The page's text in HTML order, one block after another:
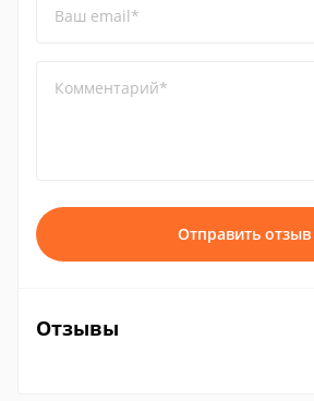
Ваш email*
Комментарий*
Отправить отзыв
Отзывы